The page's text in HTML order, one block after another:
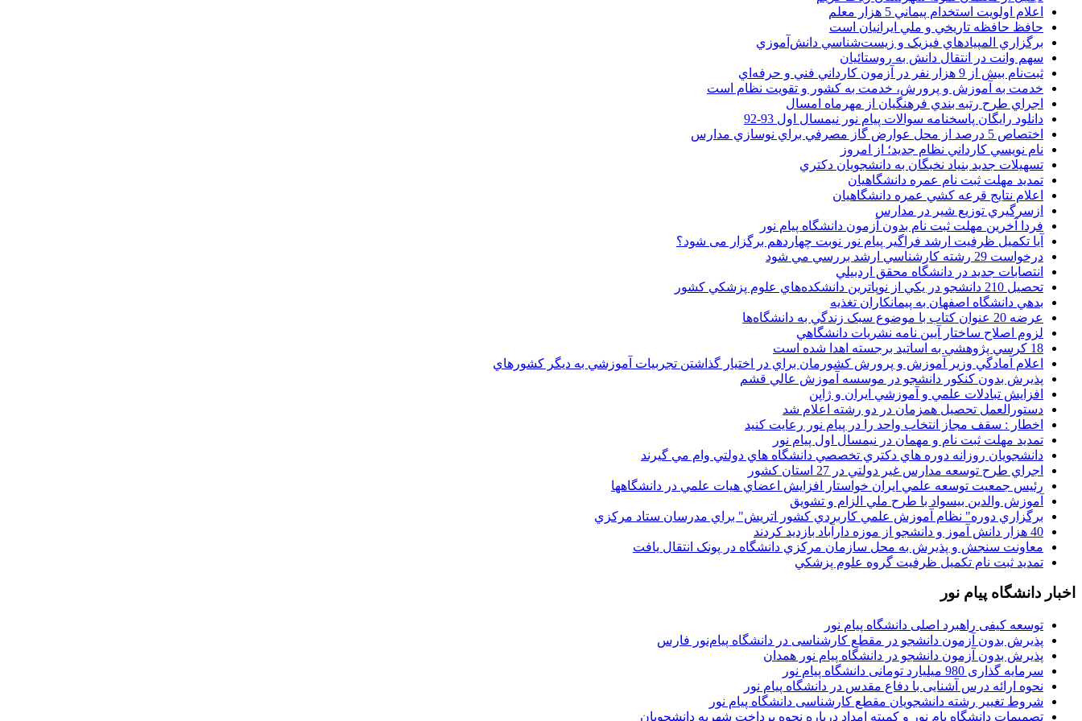
اعلام اولويت استخدام پيماني 5 هزار معلم
حافظ حافظه تاريخي و ملي ايرانيان است
برگزاري المپيادهاي فيزيک و زيست‌شناسي دانش‌آموزي
سهم وانت در انتقال دانش به روستائيان
ثبت‌نام بيش از 9 هزار نفر در آزمون کارداني فني و حرفه‌اي
خدمت به آموزش و پرورش، خدمت به کشور و تقويت نظام است
اجراي طرح رتبه بندي فرهنگيان از مهرماه امسال
دانلود رایگان پاسخنامه سوالات پیام نور نیمسال اول 93-92
اختصاص 5 درصد از محل عوارض گاز مصرفي براي نوسازي مدارس
نام نويسي کارداني نظام جديد؛ از امروز
تسهيلات جديد بنياد نخبگان به دانشجويان دکتري
تمديد مهلت ثبت نام عمره دانشگاهيان
اعلام نتايج قرعه کشي عمره دانشگاهيان
ازسرگيري توزيع شير در مدارس
فردا آخرین مهلت ثبت نام بدون آزمون دانشگاه پیام نور
آیا تکمیل ظرفیت ارشد فراگیر پیام نور نوبت چهاردهم برگزار می شود؟
درخواست 29 رشته کارشناسي ارشد بررسي مي شود
انتصابات جديد در دانشگاه محقق اردبيلي
تحصيل 210 دانشجو در يکي از نوپاترين دانشکده‌هاي علوم پزشکي کشور
بدهي دانشگاه اصفهان به پيمانکاران تغذيه
عرضه 20 عنوان کتاب با موضوع سبک زندگي به دانشگاه‌ها
لزوم اصلاح ساختار آيين نامه نشريات دانشگاهي
18 کرسي پژوهشي به اساتيد برجسته اهدا شده است
اعلام آمادگي وزير آموزش و پرورش کشورمان براي در اختيار گذاشتن تجربيات آموزشي به ديگر کشورهاي
پذيرش بدون کنکور دانشجو در موسسه آموزش عالي قشم
افزايش تبادلات علمي و آموزشي ايران و ژاپن
دستورالعمل تحصیل همزمان در دو رشته اعلام شد
اخطار : سقف مجاز انتخاب واحد را در پیام نور رعایت کنید
تمدید مهلت ثبت نام و مهمان در نیمسال اول پیام نور
دانشجويان روزانه دوره هاي دكتري تخصصي دانشگاه هاي دولتي وام مي گيرند
اجراي طرح توسعه مدارس غير دولتي در 27 استان کشور
رئيس جمعيت توسعه علمي ايران خواستار افزايش اعضاي هيات علمي در دانشگاهها
آموزش والدين بيسواد با طرح ملي الزام و تشويق
برگزاري دوره" نظام آموزش علمي كاربردي كشور اتريش" براي مدرسان ستاد مرکزي
40 هزار دانش آموز و دانشجو از موزه دارآباد بازديد کردند
معاونت سنجش و پذيرش به محل سازمان مرکزي دانشگاه در پونک انتقال يافت
تمديد ثبت نام تکميل ظرفيت گروه علوم پزشکي
اخبار دانشگاه پیام نور
توسعه کیفی راهبرد اصلی دانشگاه پیام نور
پذیرش بدون آزمون دانشجو در مقطع کارشناسی در دانشگاه پیام‌نور فارس
پذیرش بدون آزمون دانشجو در دانشگاه پیام نور همدان
سرمایه گذاری 980 میلیارد تومانی دانشگاه پیام نور
نحوه ارائه درس آشنایی با دفاع مقدس در دانشگاه پیام نور
شروط تغییر رشته دانشجویان مقطع کارشناسی دانشگاه پیام نور
تصمیمات دانشگاه یام نور و کمیته امداد درباره نحوه پرداخت شهریه دانشجویان